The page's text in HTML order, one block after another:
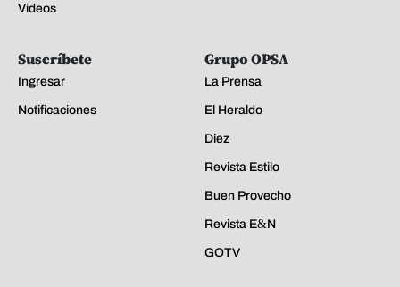
Videos
Suscríbete
Ingresar
Notificaciones
Grupo OPSA
La Prensa
El Heraldo
Diez
Revista Estilo
Buen Provecho
Revista E&N
GOTV